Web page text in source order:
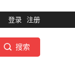
登录 注册